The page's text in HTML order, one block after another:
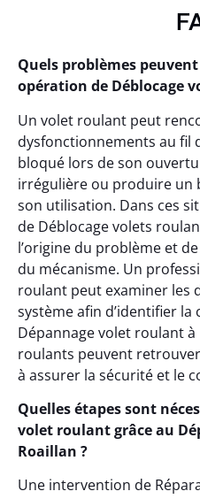
Quels problèmes
opération de Déblocage
Un volet roulant peut
dysfonctionnements au fil
bloqué lors de son
irrégulière ou produire
son utilisation. Dans ces
de Déblocage volets
l’origine du problème et
du mécanisme. Un
roulant peut examiner les
système afin d’identifier la
Dépannage volet roulant à
roulants peuvent
à assurer la sécurité et le
Quelles étapes sont
volet roulant grâce au
Roaillan ?
Une intervention de